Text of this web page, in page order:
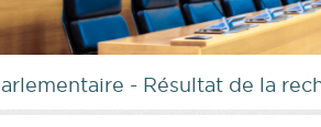
- Résultat de la